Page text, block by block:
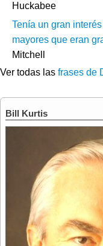
Huckabee
Tenía un gran
mayores que eran
Mitchell
Ver todas las frases de
Bill Kurtis